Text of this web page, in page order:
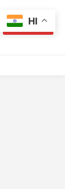
SUBSCRIBE
HI